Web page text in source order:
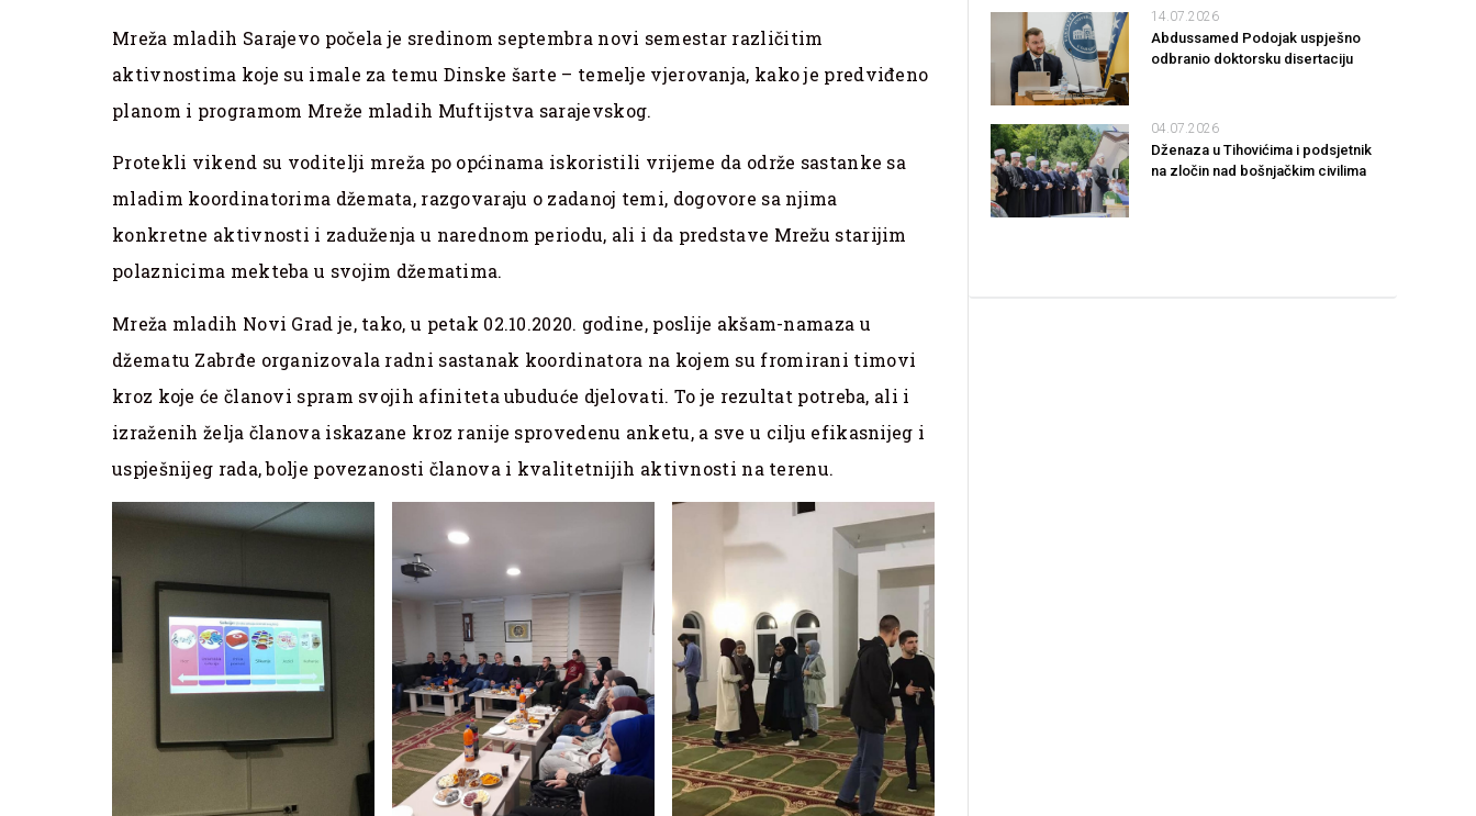
Mreža mladih Sarajevo počela je sredinom septembra novi semestar različitim
aktivnostima koje su imale za temu Dinske šarte – temelje vjerovanja, kako je predviđeno
planom i programom Mreže mladih Muftijstva sarajevskog.
Protekli vikend su voditelji mreža po općinama iskoristili vrijeme da održe sastanke sa
mladim koordinatorima džemata, razgovaraju o zadanoj temi, dogovore sa njima
konkretne aktivnosti i zaduženja u narednom periodu, ali i da predstave Mrežu starijim
polaznicima mekteba u svojim džematima.
Mreža mladih Novi Grad je, tako, u petak 02.10.2020. godine, poslije akšam-namaza u
džematu Zabrđe organizovala radni sastanak koordinatora na kojem su fromirani timovi
kroz koje će članovi spram svojih afiniteta ubuduće djelovati. To je rezultat potreba, ali i
izraženih želja članova iskazane kroz ranije sprovedenu anketu, a sve u cilju efikasnijeg i
uspješnijeg rada, bolje povezanosti članova i kvalitetnijih aktivnosti na terenu.
14.07.2026
Abdussamed Podojak uspješno
odbranio doktorsku disertaciju
04.07.2026
Dženaza u Tihovićima i podsjetnik
na zločin nad bošnjačkim civilima